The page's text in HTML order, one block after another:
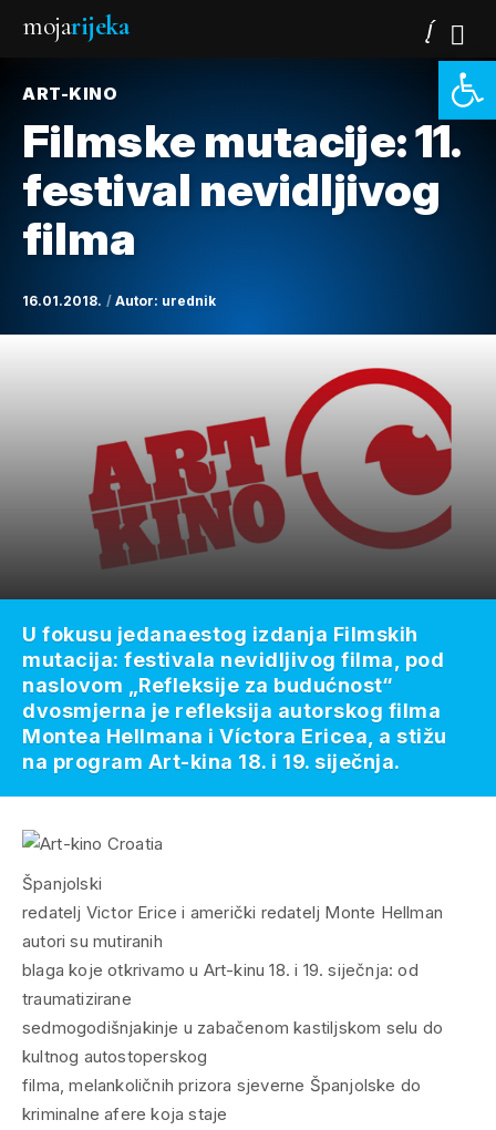
mojarijeka
ART-KINO
Filmske mutacije: 11.
festival nevidljivog
filma
16.01.2018. Autor: urednik
Španjolski
redatelj Victor Erice i američki redatelj Monte Hellman
autori su mutiranih
blaga koje otkrivamo u Art-kinu 18. i 19. siječnja: od
traumatizirane
sedmogodišnjakinje u zabačenom kastiljskom selu do
kultnog autostoperskog
filma, melankoličnih prizora sjeverne Španjolske do
kriminalne afere koja staje
U fokusu jedanaestog izdanja Filmskih
mutacija: festivala nevidljivog filma, pod
naslovom „Refleksije za budućnost“
dvosmjerna je refleksija autorskog filma
Montea Hellmana i Víctora Ericea, a stižu
na program Art-kina 18. i 19. siječnja.